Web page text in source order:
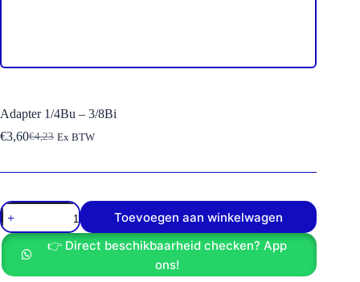
Adapter 1/4Bu – 3/8Bi
€4,23
Oorspronkelijke
was:
€3,60Huidige
is:
Ex BTW
Adapter
1/4Bu
-
3/8Bi
aantal
Toevoegen aan winkelwagen
👉 Direct beschikbaarheid checken? App
ons!